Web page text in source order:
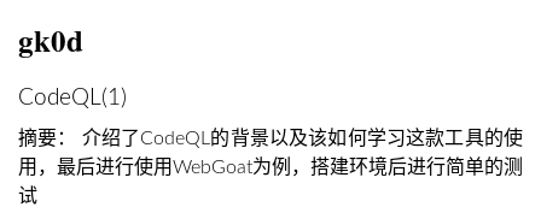
gk0d
CodeQL(1)
摘要： 介绍了CodeQL的背景以及该如何学习这款工具的使
用，最后进行使用WebGoat为例，搭建环境后进行简单的测
试